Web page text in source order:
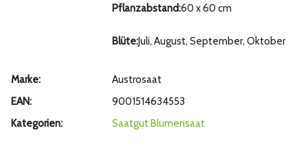
Pflanzabstand:60 x 60 cm
Blüte:Juli, August, September, Oktober
Marke:
Austrosaat
EAN:
9001514634553
Kategorien:
Saatgut Blumensaat